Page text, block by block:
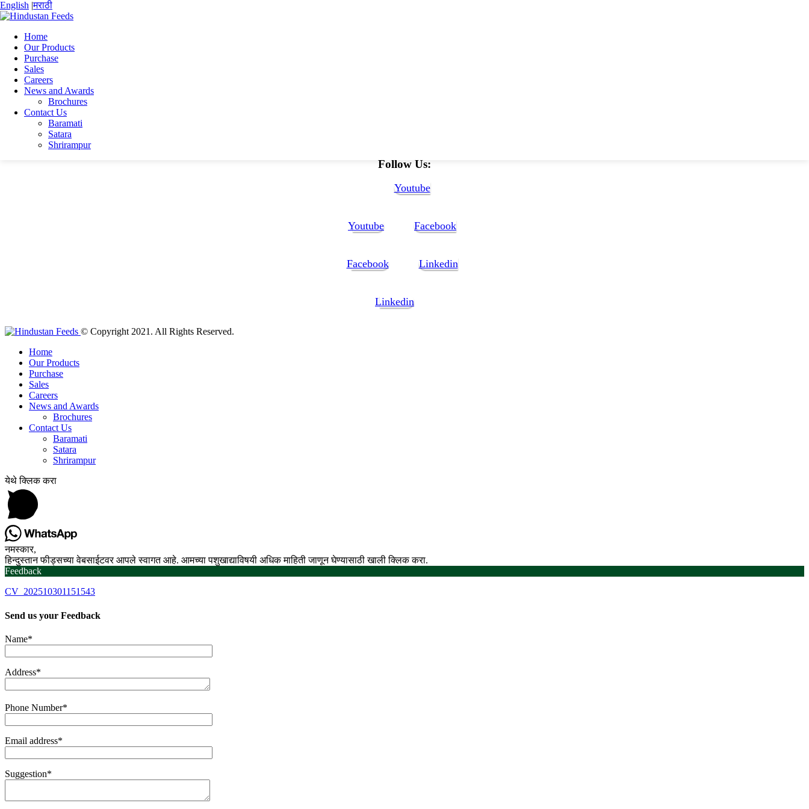
English |मराठी
Home
Our Products
Purchase
Sales
Careers
News and Awards
Brochures
Contact Us
Baramati
Satara
Shrirampur
Home
Bittu shaw
CV_202510301151543
CV_202510301151543
CV_202510301151543
Follow Us:
Youtube
Youtube Facebook
Facebook Linkedin
Linkedin
© Copyright 2021. All Rights Reserved.
Home
Our Products
Purchase
Sales
Careers
News and Awards
Brochures
Contact Us
Baramati
Satara
Shrirampur
येथे क्लिक करा
नमस्कार,
हिन्दुस्तान फीड्सच्या वेबसाईटवर आपले स्वागत आहे. आमच्या पशुखाद्याविषयी अधिक माहिती जाणून घेण्यासाठी खाली क्लिक करा.
Feedback
CV_202510301151543
Send us your Feedback
Name*
Address*
Phone Number*
Email address*
Suggestion*